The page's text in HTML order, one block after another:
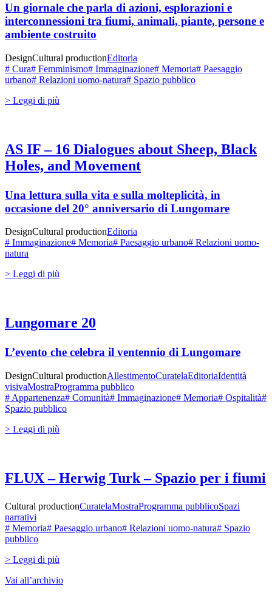
Un giornale che parla di azioni, esplorazioni e
interconnessioni tra fiumi, animali, piante, persone e
ambiente costruito
DesignCultural productionEditoria
# Cura# Femminismo# Immaginazione# Memoria# Paesaggio
urbano# Relazioni uomo-natura# Spazio pubblico
> Leggi di più
AS IF – 16 Dialogues about Sheep, Black
Holes, and Movement
Una lettura sulla vita e sulla molteplicità, in
occasione del 20° anniversario di Lungomare
DesignCultural productionEditoria
# Immaginazione# Memoria# Paesaggio urbano# Relazioni uomo-
natura
> Leggi di più
Lungomare 20
L’evento che celebra il ventennio di Lungomare
DesignCultural productionAllestimentoCuratelaEditoriaIdentità
visivaMostraProgramma pubblico
# Appartenenza# Comunità# Immaginazione# Memoria# Ospitalità#
Spazio pubblico
> Leggi di più
FLUX – Herwig Turk – Spazio per i fiumi
Cultural productionCuratelaMostraProgramma pubblicoSpazi
narrativi
# Memoria# Paesaggio urbano# Relazioni uomo-natura# Spazio
pubblico
> Leggi di più
Vai all’archivio